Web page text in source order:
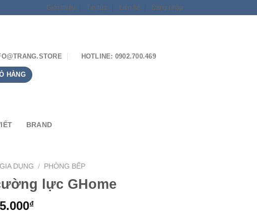
Giới thiệu Tin tức Liên hệ Đăng nhập
HOTLINE: 0902.700.469
HÀNG
BRAND
DỤNG / PHÒNG BẾP
lực GHome
₫